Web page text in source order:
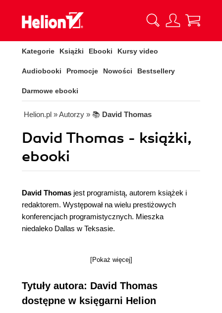
Kategorie Książki Ebooki Kursy video
Audiobooki Promocje Nowości Bestsellery
Darmowe ebooki
Helion.pl » Autorzy » 📚 David Thomas
David Thomas - książki,
ebooki
David Thomas jest programistą, autorem książek i
redaktorem. Występował na wielu prestiżowych
konferencjach programistycznych. Mieszka
niedaleko Dallas w Teksasie.
[Pokaż więcej]
Tytuły autora: David Thomas
dostępne w księgarni Helion